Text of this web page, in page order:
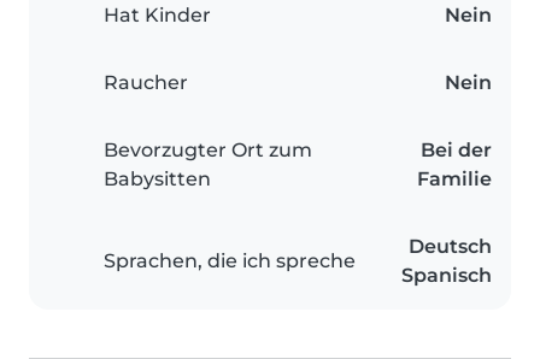
Hat Kinder Nein
Raucher Nein
Bevorzugter Ort zum
Babysitten
Bei der
Familie
Sprachen, die ich spreche
Deutsch
Spanisch